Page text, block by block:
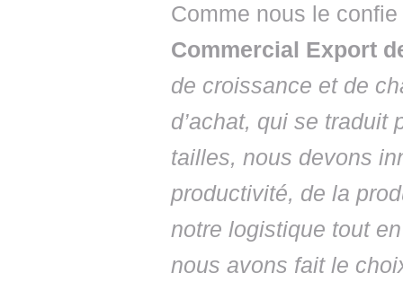
Comme nous le confie
Commercial Export
de croissance et de
d’achat, qui se traduit
tailles, nous devons
productivité, de la
notre logistique tout
nous avons fait le